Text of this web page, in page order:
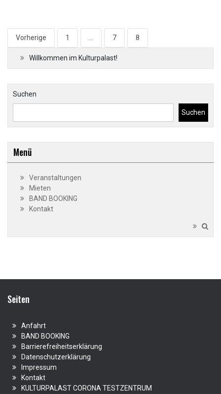
Seitennummerierung
der
Beiträge
Vorherige 1 … 7 8
Willkommen im Kulturpalast!
Suchen
Suchen
Menü
Veranstaltungen
Mieten
BAND BOOKING
Kontakt
Seiten
Anfahrt
BAND BOOKING
Barrierefreiheitserklärung
Datenschutzerklärung
Impressum
Kontakt
KULTURPALAST CORONA TESTZENTRUM